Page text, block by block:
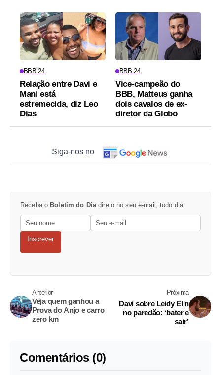
BBB 24
Relação entre Davi e
Mani está
estremecida, diz Leo
Dias
BBB 24
Vice-campeão do
BBB, Matteus ganha
dois cavalos de ex-
diretor da Globo
Siga-nos no
Receba o Boletim do Diadireto no seu e-mail, todo dia.
Inscrever
Anterior
Veja quem ganhou a
Prova do Anjo e carro
zero km
Próxima
Davi sobre Leidy Elin
no paredão: ‘bater e
sair’
Comentários (0)